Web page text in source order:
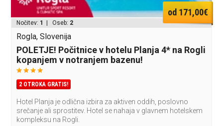
od 171,00€
Nočitev: 1 | Oseb: 2
Rogla, Slovenija
POLETJE! Počitnice v hotelu Planja 4* na Rogli
kopanjem v notranjem bazenu!
2 OTROKA GRATIS!
Hotel Planja je odlična izbira za aktiven oddih, poslovno
srečanje ali sprostitev. Hotel se nahaja v glavnem hotelskem
kompleksu na Rogli.